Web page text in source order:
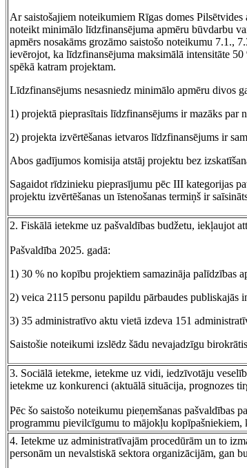
Ar saistošajiem noteikumiem Rīgas domes
noteikt minimālo līdzfinansējuma apmēru būvdarbu
apmērs nosakāms grozāmo saistošo noteikumu 7.1.,
ievērojot, ka līdzfinansējuma maksimālā intensitāte
spēkā katram projektam.
Līdzfinansējums nesasniedz minimālo apmēru divos
1) projektā pieprasītais līdzfinansējums ir mazāks par
2) projekta izvērtēšanas ietvaros līdzfinansējums ir
Abos gadījumos komisija atstāj projektu bez
Sagaidot rīdzinieku pieprasījumu pēc III kategorijas
projektu izvērtēšanas un īstenošanas termiņš ir
2. Fiskālā ietekme uz pašvaldības budžetu, iekļaujot
Pašvaldība 2025. gadā:
1) 30 % no kopību projektiem samazināja palīdzības
2) veica 2115 personu papildu pārbaudes publiskajās
3) 35 administratīvo aktu vietā izdeva 151
Saistošie noteikumi izslēdz šādu nevajadzīgu
3. Sociālā ietekme, ietekme uz vidi, iedzīvotāju
ietekme uz konkurenci (aktuālā situācija, prognozes
Pēc šo saistošo noteikumu pieņemšanas pašvaldības
programmu pievilcīgumu to mājokļu kopīpašniekiem,
4. Ietekme uz administratīvajām procedūrām un to
personām un nevalstiskā sektora organizācijām, gan